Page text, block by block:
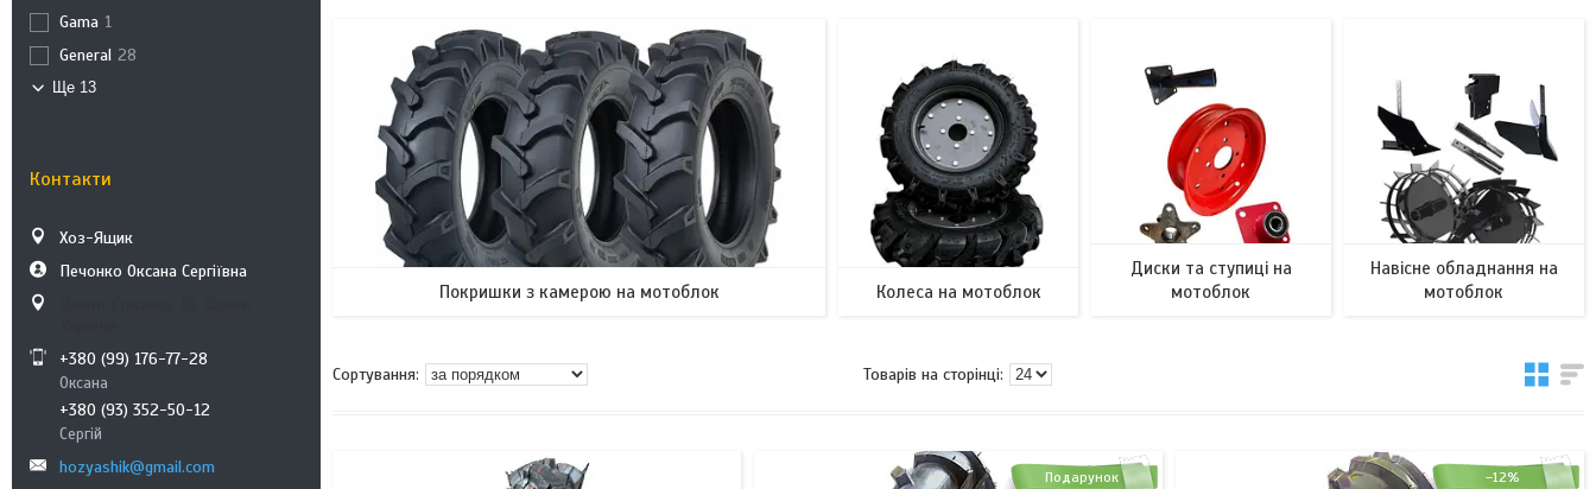
Gama 1
General 28
Ще 13
Контакти
Хоз-Ящик
Печонко Оксана Сергіївна
+380 (99) 176-77-28
Оксана
+380 (93) 352-50-12
Сергій
hozyashik@gmail.com
Покришки з камерою на мотоблок Колеса на мотоблок
Диски та ступиці на
мотоблок
Навісне обладнання на
мотоблок
Подарунок –12%